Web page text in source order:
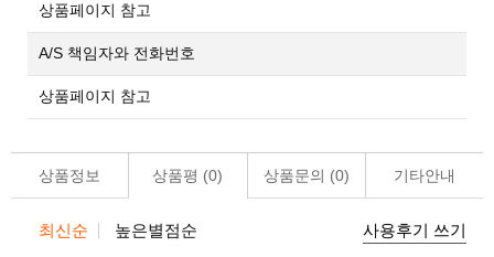
상품페이지 참고
A/S 책임자와 전화번호
상품페이지 참고
상품정보 상품평 (0) 상품문의 (0) 기타안내
최신순 높은별점순 사용후기 쓰기